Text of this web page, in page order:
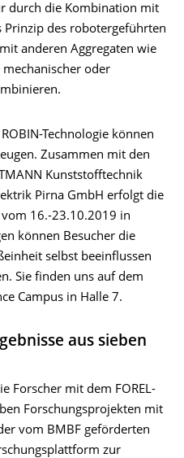
durch die Kombination mit
Prinzip des robotergeführten
anderen Aggregaten wie
mechanischer oder
Technologie können
Zusammen mit den
Kunststofftechnik
Pirna GmbH erfolgt die
16.-23.10.2019 in
können Besucher die
selbst beeinflussen
Sie finden uns auf dem
Campus in Halle 7.
aus sieben
Forscher mit dem FOREL-
Forschungsprojekten mit
vom BMBF geförderten
zur